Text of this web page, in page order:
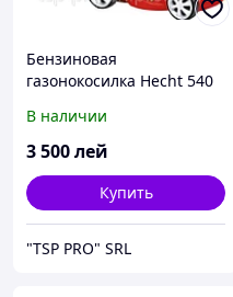
Бензиновая
газонокосилка Hecht 540
В наличии
3 500лей
Купить
"TSP PRO" SRL